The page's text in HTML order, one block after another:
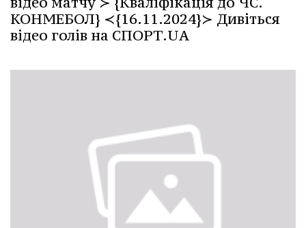
КОНМЕБОЛ} ≺{16.11.2024}≻ Дивіться
відео голів на СПОРТ.UA